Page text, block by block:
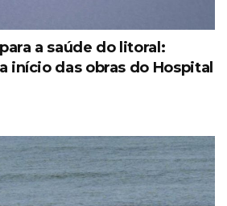
a saúde do litoral:
início das obras do Hospital